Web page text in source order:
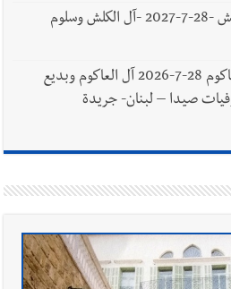
وفاة الحاج حسن حسين الكلش -28-7-2027 -آل الكلش وسلوم
وفاة الحاجة غزالة محمد العاكوم 28-7-2026 آل العاكوم وبديع
صيدا – لبنان- جريدة